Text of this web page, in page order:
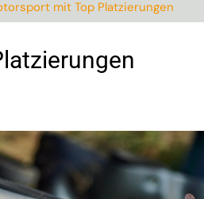
mit Top Platzierungen